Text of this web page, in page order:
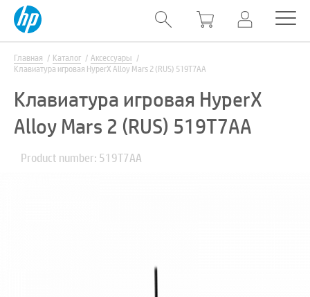
Главная Каталог
Аксессуары
Клавиатура игровая HyperX Alloy Mars 2 (RUS) 519T7AA
Клавиатура игровая HyperX
Alloy Mars 2 (RUS) 519T7AA
Product number: 519T7AA